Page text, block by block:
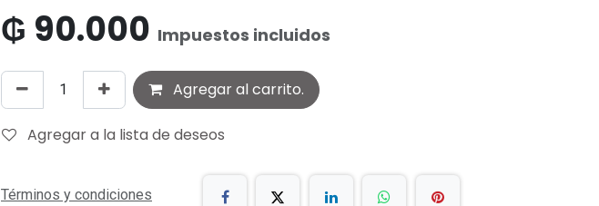
₲ 90.000 Impuestos incluidos
Agregar al carrito.
Agregar a la lista de deseos
Términos y condiciones